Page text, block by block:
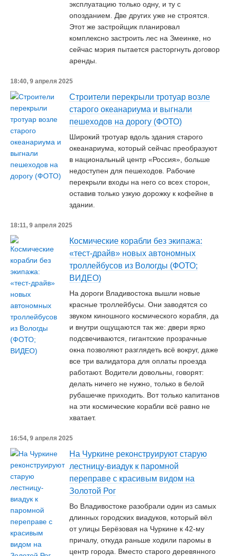
эксплуатацию только одну, и ту с
опозданием. Две других уже не строятся.
Этот же застройщик планировал
комплексно застроить лес на Змеинке, но
сейчас мэрия пытается расторгнуть договор
аренды.
18:40, 9 апреля 2025
Строители перекрыли тротуар возле
старого океанариума и выгнали
пешеходов на дорогу (ФОТО)
Широкий тротуар вдоль здания старого
океанариума, который сейчас преобразуют
в национальный центр «Россия», больше
недоступен для пешеходов. Рабочие
перекрыли входы на него со всех сторон,
оставив только узкую дорожку к кофейне в
здании.
18:11, 9 апреля 2025
Космические корабли без экипажа:
«тест-драйв» новых автономных
троллейбусов из Вологды (ФОТО;
ВИДЕО)
На дороги Владивостока вышли новые
красные троллейбусы. Они заводятся со
звуком киношного космического корабля, да
и внутри ощущаются так же: двери ярко
подсвечиваются, гигантские прозрачные
окна позволяют разглядеть всё вокруг, даже
все три валидатора для оплаты проезда
работают. Водители довольны, говорят:
делать ничего не нужно, только в белой
рубашечке приходить. Вот только капитанов
на эти космические корабли всё равно не
хватает.
16:54, 9 апреля 2025
На Чуркине реконструируют старую
лестницу-виадук к паромной
переправе с красивым видом на
Золотой Рог
Во Владивостоке разобрали один из самых
длинных городских виадуков, который вёл
от улицы Берёзовая на Чуркине к 42-му
причалу, откуда раньше ходили паромы в
центр города. Вместо старого деревянного